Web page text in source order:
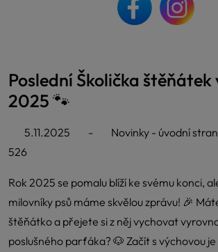
Poslední Školička štěňátek
2025 🐾
5.11.2025 - Novinky - úvodní
526
Rok 2025 se pomalu blíží ke svému konci,
milovníky psů máme skvělou zprávu! 🎉
štěňátko a přejete si z něj vychovat
poslušného parťáka? 🐶 Začít s výchovou